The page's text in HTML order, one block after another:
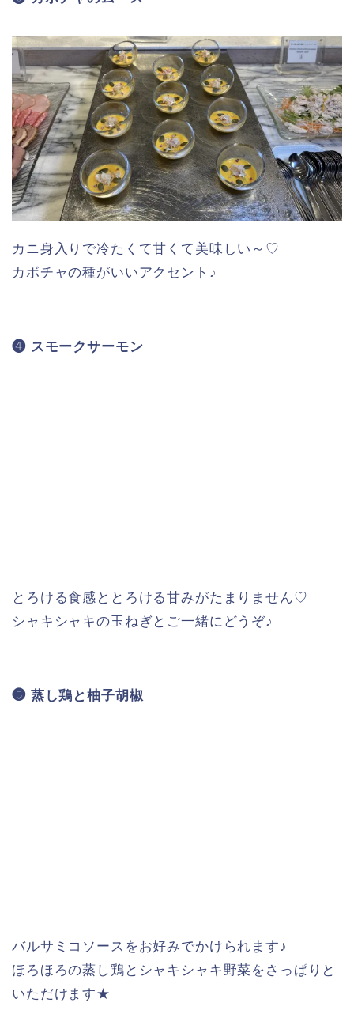
カニ身入りで冷たくて甘くて美味しい～♡
カボチャの種がいいアクセント♪
❹ スモークサーモン
とろける食感ととろける甘みがたまりません♡
シャキシャキの玉ねぎとご一緒にどうぞ♪
❺ 蒸し鶏と柚子胡椒
バルサミコソースをお好みでかけられます♪
ほろほろの蒸し鶏とシャキシャキ野菜をさっぱりと
いただけます★